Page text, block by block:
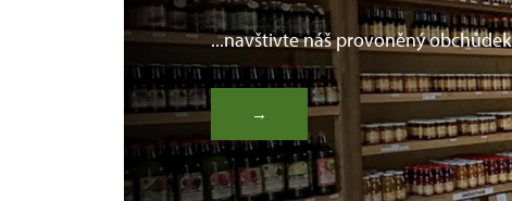
...navštivte náš provoněný obchůdek
→